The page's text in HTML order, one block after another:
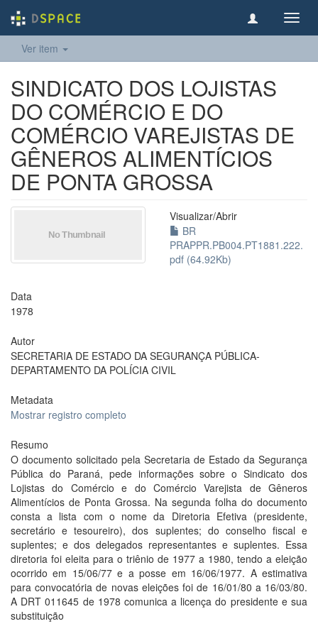
Ver item
SINDICATO DOS LOJISTAS
DO COMÉRCIO E DO
COMÉRCIO VAREJISTAS DE
GÊNEROS ALIMENTÍCIOS
DE PONTA GROSSA
Visualizar/Abrir
BR
PRAPPR.PB004.PT1881.222.
pdf (64.92Kb)
Data
1978
Autor
SECRETARIA DE ESTADO DA SEGURANÇA PÚBLICA-
DEPARTAMENTO DA POLÍCIA CIVIL
Metadata
Mostrar registro completo
Resumo
O documento solicitado pela Secretaria de Estado da Segurança
Pública do Paraná, pede informações sobre o Sindicato dos
Lojistas do Comércio e do Comércio Varejista de Gêneros
Alimentícios de Ponta Grossa. Na segunda folha do documento
consta a lista com o nome da Diretoria Efetiva (presidente,
secretário e tesoureiro), dos suplentes; do conselho fiscal e
suplentes; e dos delegados representantes e suplentes. Essa
diretoria foi eleita para o triênio de 1977 a 1980, tendo a eleição
ocorrido em 15/06/77 e a posse em 16/06/1977. A estimativa
para convocatória de novas eleições foi de 16/01/80 a 16/03/80.
A DRT 011645 de 1978 comunica a licença do presidente e sua
substituição